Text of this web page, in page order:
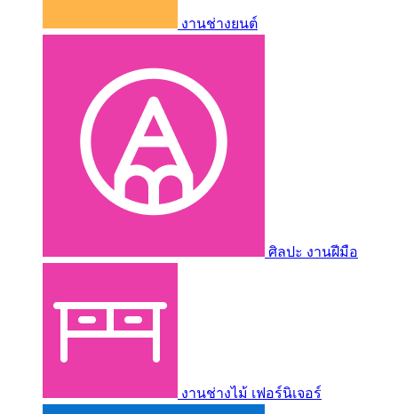
งานช่างยนต์
ศิลปะ งานฝีมือ
งานช่างไม้ เฟอร์นิเจอร์